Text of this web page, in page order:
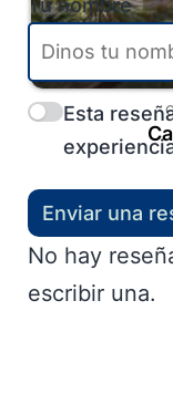
Tu nombre
Esta
Enviar una
No hay
escribir una.